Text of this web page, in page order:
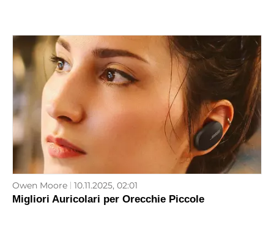
Owen Moore 10.11.2025, 02:01
Migliori Auricolari per Orecchie Piccole